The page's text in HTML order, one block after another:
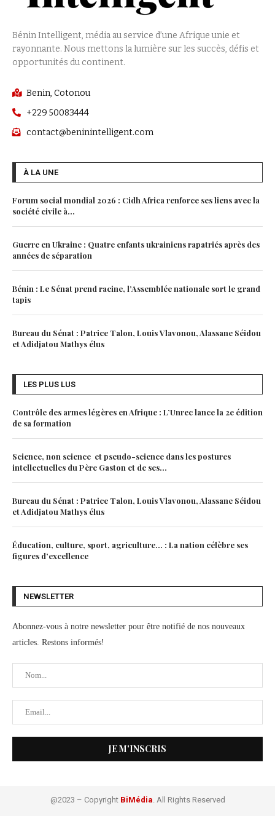
Bénin Intelligent, média au service d’une Afrique unie et
rayonnante. Nous mettons la lumière sur les succès, défis et
opportunités du continent.
Benin, Cotonou
+229 50083444
contact@beninintelligent.com
À LA UNE
Forum social mondial 2026 : Cidh Africa renforce ses liens avec la
société civile à...
Guerre en Ukraine : Quatre enfants ukrainiens rapatriés après des
années de séparation
Bénin : Le Sénat prend racine, l’Assemblée nationale sort le grand
tapis
Bureau du Sénat : Patrice Talon, Louis Vlavonou, Alassane Séidou
et Adidjatou Mathys élus
LES PLUS LUS
Contrôle des armes légères en Afrique : L’Unrec lance la 2e édition
de sa formation
Science, non science et pseudo-science dans les postures
intellectuelles du Père Gaston et de ses...
Bureau du Sénat : Patrice Talon, Louis Vlavonou, Alassane Séidou
et Adidjatou Mathys élus
Éducation, culture, sport, agriculture… : La nation célèbre ses
figures d’excellence
NEWSLETTER
Abonnez-vous à notre newsletter pour être notifié de nos nouveaux
articles. Restons informés!
@2023 – Copyright BiMédia . All Rights Reserved